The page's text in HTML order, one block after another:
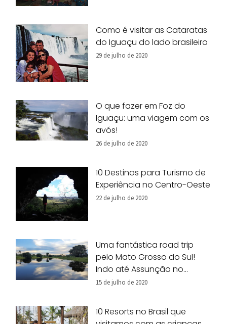
Como é visitar as Cataratas
do Iguaçu do lado brasileiro
29 de julho de 2020
O que fazer em Foz do
Iguaçu: uma viagem com os
avós!
26 de julho de 2020
10 Destinos para Turismo de
Experiência no Centro-Oeste
22 de julho de 2020
Uma fantástica road trip
pelo Mato Grosso do Sul!
Indo até Assunção no
Paraguai.
15 de julho de 2020
10 Resorts no Brasil que